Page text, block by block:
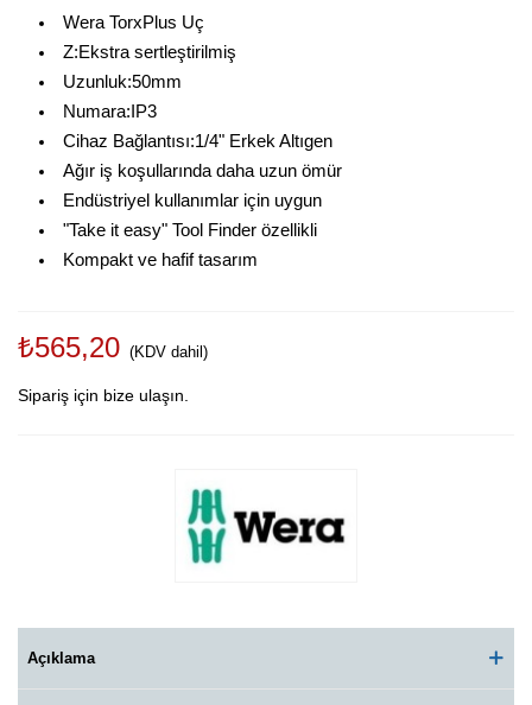
Wera TorxPlus Uç
Z:Ekstra sertleştirilmiş
Uzunluk:50mm
Numara:IP3
Cihaz Bağlantısı:1/4" Erkek Altıgen
Ağır iş koşullarında daha uzun ömür
Endüstriyel kullanımlar için uygun
"Take it easy" Tool Finder özellikli
Kompakt ve hafif tasarım
₺565,20 (KDV dahil)
Sipariş için bize ulaşın.
Açıklama